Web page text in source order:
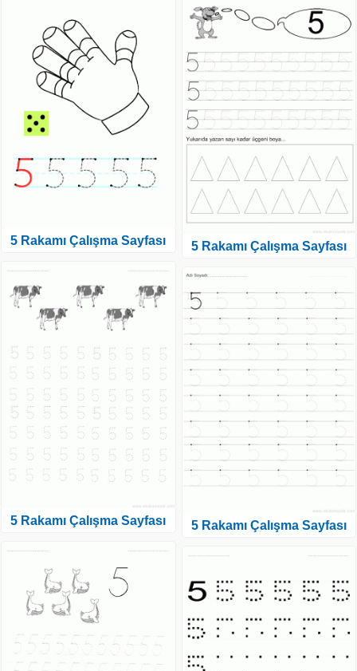
5 Rakamı Çalışma Sayfası
5 Rakamı Çalışma Sayfası
5 Rakamı Çalışma Sayfası
5 Rakamı Çalışma Sayfası